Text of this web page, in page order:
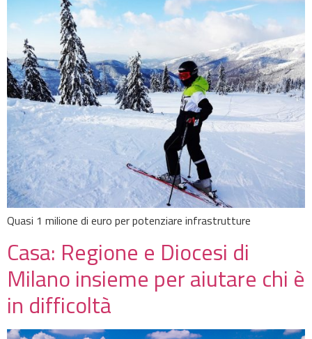
Quasi 1 milione di euro per potenziare infrastrutture
Casa: Regione e Diocesi di
Milano insieme per aiutare chi è
in difficoltà